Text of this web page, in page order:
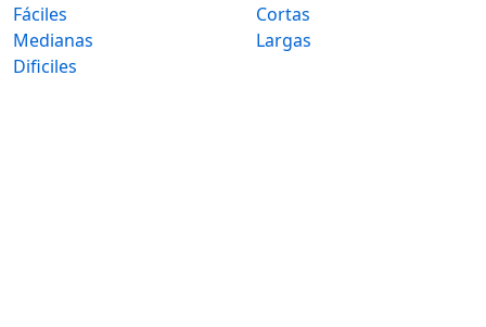
Fáciles
Medianas
Dificiles
Cortas
Largas